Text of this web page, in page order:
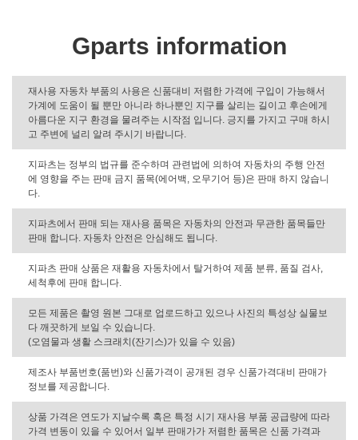
Gparts information
재사용 자동차 부품의 사용은 신품대비 저렴한 가격에 구입이 가능해서
가계에 도움이 될 뿐만 아니라 하나뿐인 지구를 살리는 길이고 후손에게
아름다운 지구 환경을 물려주는 시작점 입니다. 긍지를 가지고 구매 하시
고 주변에 널리 알려 주시기 바랍니다.
지파츠는 정부의 법규를 준수하며 관련법에 의하여 자동차의 주행 안전
에 영향을 주는 판매 금지 품목(에어백, 오무기어 등)은 판매 하지 않습니
다.
지파츠에서 판매 되는 재사용 품목은 자동차의 안전과 무관한 품목들만
판매 합니다. 자동차 안전은 안심해도 됩니다.
지파츠 판매 상품은 재활용 자동차에서 탈거하여 제품 분류, 품질 검사,
세척후에 판매 합니다.
모든 제품은 촬영 원본 그대로 업로드하고 있으나 사진의 특성상 실물보
다 깨끗하게 보일 수 있습니다.
(오염물과 생활 스크래치(잔기스)가 있을 수 있음)
제조사 부품번호(품번)와 신품가격이 공개된 경우 신품가격대비 판매가
정보를 제공합니다.
상품 가격은 연도가 지날수록 혹은 특정 시기 재사용 부품 공급량에 따라
가격 변동이 있을 수 있어서 일부 판매가가 저렴한 품목은 신품 가격과